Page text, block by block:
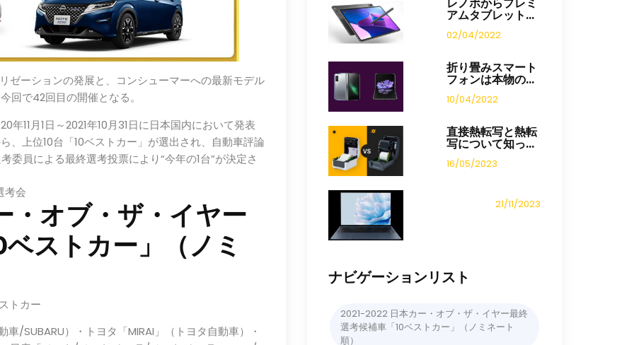
ゼーションの発展と、コンシューマーへの最新モデル
回で42回目の開催となる。
11月1日～2021年10月31日に日本国内において発表
、上位10台「10ベストカー」が選出され、自動車評論
員による最終選考投票により“今年の1台”が決定さ
考会
・オブ・ザ・イヤー
ストカー」（ノミ
トカー
/SUBARU）・トヨタ「MIRAI」（トヨタ自動車）・
レノボからプレミ
アムタブレット...
02/04/2022
折り畳みスマート
フォンは本物の...
10/04/2022
直接熱転写と熱転
写について知っ...
16/05/2023
21/11/2023
ナビゲーションリスト
2021-2022 日本カー・オブ・ザ・イヤー最終
選考候補車「10ベストカー」（ノミネート
順）